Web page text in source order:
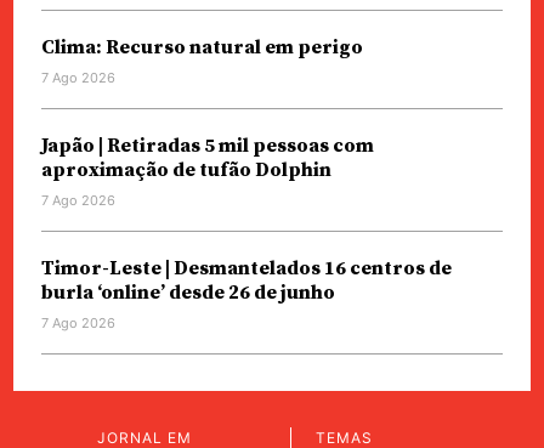
Clima: Recurso natural em perigo
7 Ago 2026
Japão | Retiradas 5 mil pessoas com
aproximação de tufão Dolphin
7 Ago 2026
Timor-Leste | Desmantelados 16 centros de
burla ‘online’ desde 26 de junho
7 Ago 2026
JORNAL EM
TEMAS